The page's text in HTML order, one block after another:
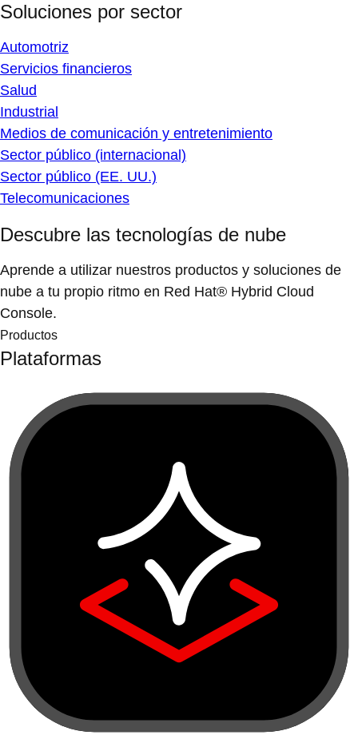
Soluciones por sector
Automotriz
Servicios financieros
Salud
Industrial
Medios de comunicación y entretenimiento
Sector público (internacional)
Sector público (EE. UU.)
Telecomunicaciones
Descubre las tecnologías de nube
Aprende a utilizar nuestros productos y soluciones de
nube a tu propio ritmo en Red Hat® Hybrid Cloud
Console.
Productos
Plataformas